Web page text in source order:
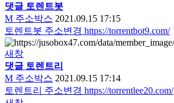
댓글 토렌트봇
M 주소박스 2021.09.15 17:15
토렌트봇 주소변경 https://torrentbot9.com/
새창
댓글 토렌트리
M 주소박스 2021.09.15 17:14
토렌트리 주소변경 https://torrentlee20.com/